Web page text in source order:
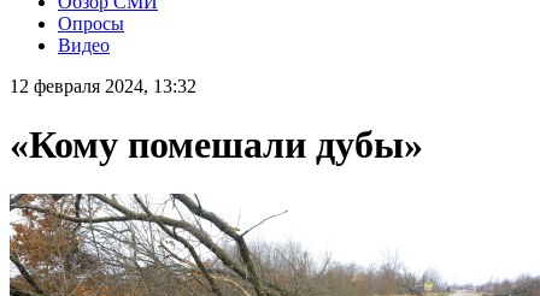
Опросы
Видео
12 февраля 2024, 13:32
«Кому помешали дубы»